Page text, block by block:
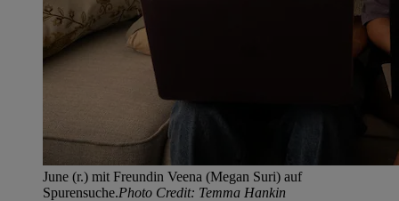
June (r.) mit Freundin Veena (Megan Suri) auf
Spurensuche.Photo Credit: Temma Hankin